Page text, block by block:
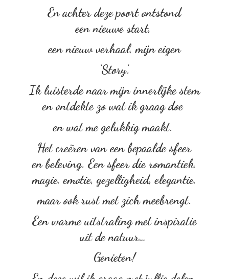
En achter deze poort ontstond
een nieuwe start,
een nieuw verhaal, mijn eigen
‘Story’.
Ik luisterde naar mijn innerlijke stem
en ontdekte zo wat ik graag doe
en wat me gelukkig maakt.
Het creëren van een bepaalde sfeer
en beleving. Een sfeer die romantiek,
magie, emotie, gezelligheid, elegantie,
maar ook rust met zich meebrengt.
Een warme uitstraling met inspiratie
uit de natuur…
Genieten!